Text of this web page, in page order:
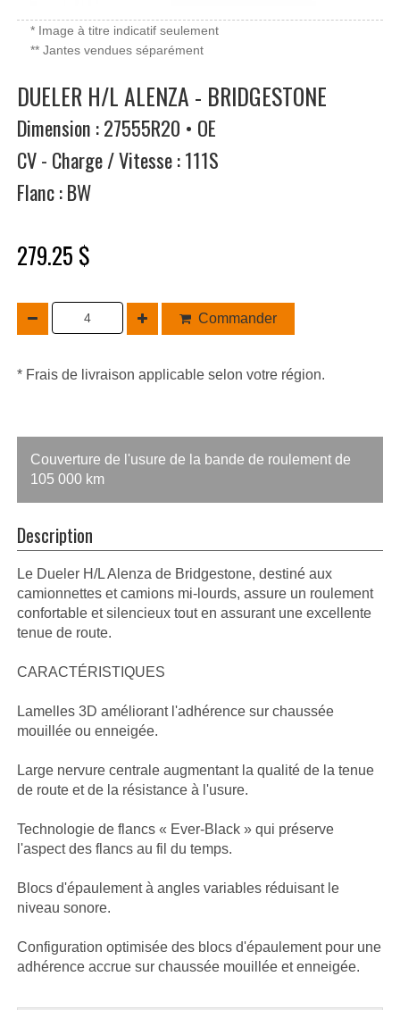
* Image à titre indicatif seulement
** Jantes vendues séparément
DUELER H/L ALENZA - BRIDGESTONE
Dimension : 27555R20 • OE
CV - Charge / Vitesse : 111S
Flanc : BW
279.25 $
Commander
* Frais de livraison applicable selon votre région.
Couverture de l'usure de la bande de roulement de
105 000 km
Description
Le Dueler H/L Alenza de Bridgestone, destiné aux
camionnettes et camions mi-lourds, assure un roulement
confortable et silencieux tout en assurant une excellente
tenue de route.
CARACTÉRISTIQUES
Lamelles 3D améliorant l'adhérence sur chaussée
mouillée ou enneigée.
Large nervure centrale augmentant la qualité de la tenue
de route et de la résistance à l'usure.
Technologie de flancs « Ever-Black » qui préserve
l'aspect des flancs au fil du temps.
Blocs d'épaulement à angles variables réduisant le
niveau sonore.
Configuration optimisée des blocs d'épaulement pour une
adhérence accrue sur chaussée mouillée et enneigée.